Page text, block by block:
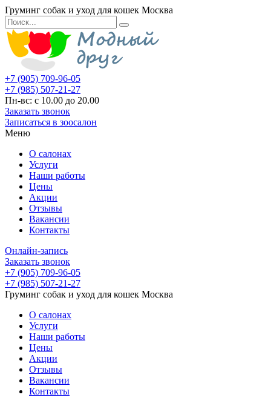
Груминг собак и уход для кошек Москва
+7 (905) 709-96-05
+7 (985) 507-21-27
Пн-вс: с 10.00 до 20.00
Заказать звонок
Записаться в зоосалон
Меню
О салонах
Услуги
Наши работы
Цены
Акции
Отзывы
Вакансии
Контакты
Онлайн-запись
Заказать звонок
+7 (905) 709-96-05
+7 (985) 507-21-27
Груминг собак и уход для кошек Москва
О салонах
Услуги
Наши работы
Цены
Акции
Отзывы
Вакансии
Контакты